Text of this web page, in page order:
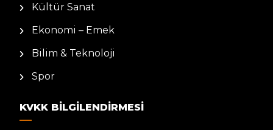
Kültür Sanat
Ekonomi – Emek
Bilim & Teknoloji
Spor
KVKK BILGILENDIRMESI